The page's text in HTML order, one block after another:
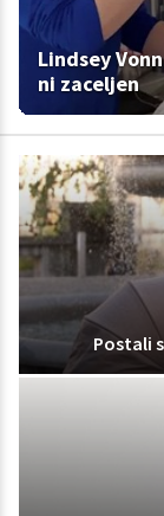
Lindsey
ni zaceljen
Postali